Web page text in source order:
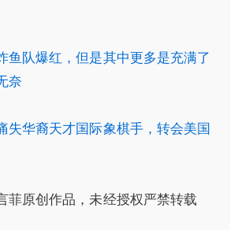
鱼队爆红，但是其中更多是充满了
奈
失华裔天才国际象棋手，转会美国
菲原创作品，未经授权严禁转载